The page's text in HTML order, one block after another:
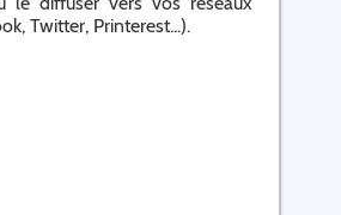
Twitter, Printerest...).